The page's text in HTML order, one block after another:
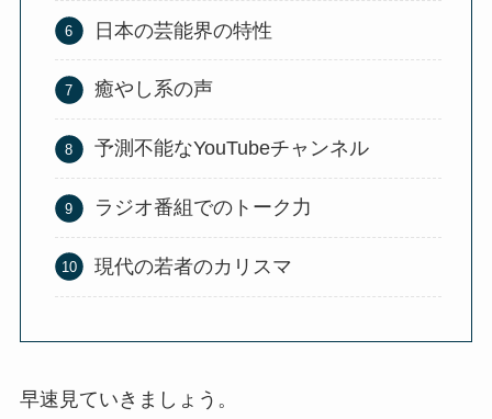
日本の芸能界の特性
癒やし系の声
予測不能なYouTubeチャンネル
ラジオ番組でのトーク力
現代の若者のカリスマ
早速見ていきましょう。